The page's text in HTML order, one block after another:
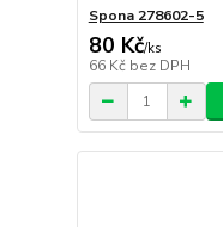
Spona 278602-5
80 Kč/ks
66 Kč bez DPH